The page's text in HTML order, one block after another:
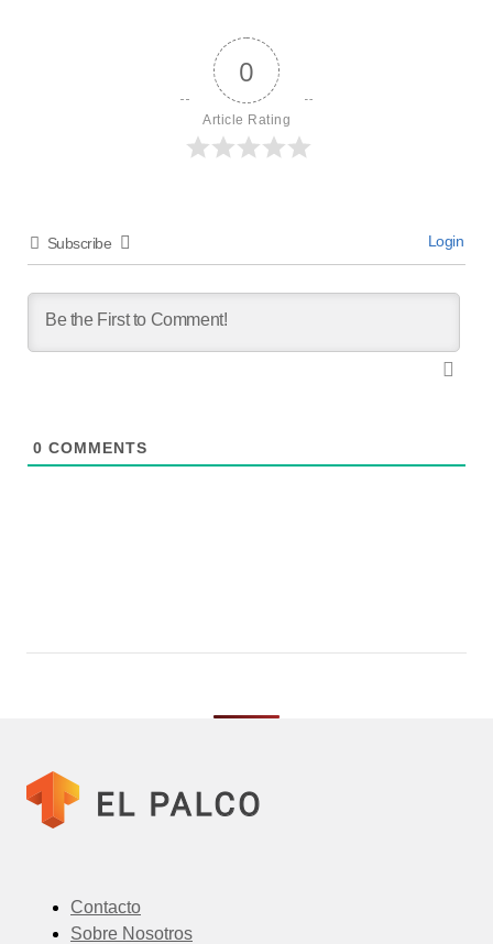
0
Article Rating
Subscribe Login
0 COMMENTS
Contacto
Sobre Nosotros